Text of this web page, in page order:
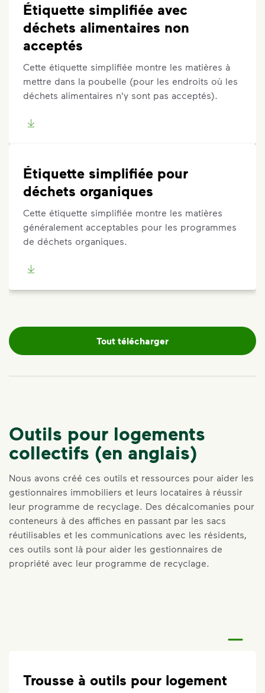
Étiquette simplifiée avec
déchets alimentaires non
acceptés
Cette étiquette simplifiée montre les matières à
mettre dans la poubelle (pour les endroits où les
déchets alimentaires n'y sont pas acceptés).
Étiquette simplifiée pour
déchets organiques
Cette étiquette simplifiée montre les matières
généralement acceptables pour les programmes
de déchets organiques.
Tout télécharger
Outils pour logements
collectifs (en anglais)
Nous avons créé ces outils et ressources pour aider les
gestionnaires immobiliers et leurs locataires à réussir
leur programme de recyclage. Des décalcomanies pour
conteneurs à des affiches en passant par les sacs
réutilisables et les communications avec les résidents,
ces outils sont là pour aider les gestionnaires de
propriété avec leur programme de recyclage.
Trousse à outils pour logement